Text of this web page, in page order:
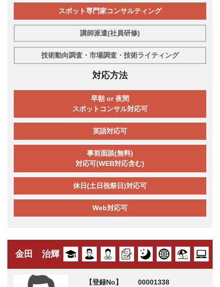
スポット専門家コンサルティング
講師派遣(社員研修)
技術動向調査・市場調査・技術ライティング
対応方法
早朝 or 夜間
スポットコンサル対応可
英語対応可
事前面談(無料)
対応可(WEB対応含む)
休日(土日祝祭日)対応可
Web対応可
金田 治輝
【登録No】
00001338